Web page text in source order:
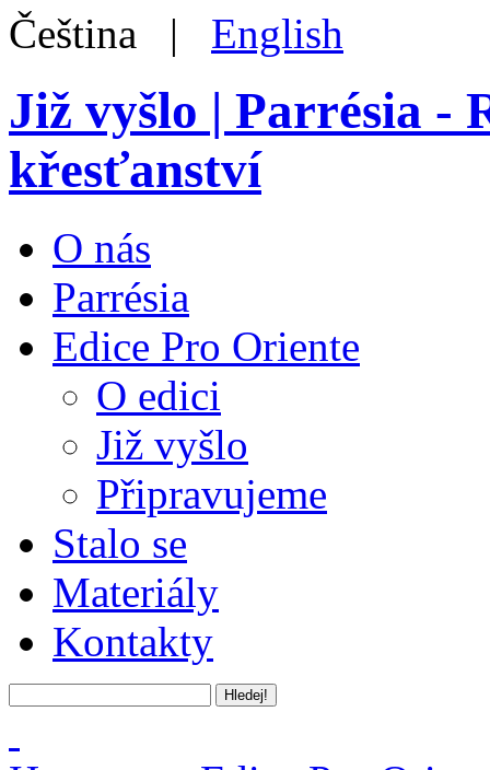
Čeština | English
Již vyšlo | Parrésia -
křesťanství
O nás
Parrésia
Edice Pro Oriente
O edici
Již vyšlo
Připravujeme
Stalo se
Materiály
Kontakty